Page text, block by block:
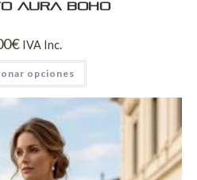
Aura Boho
€ IVA Inc.
opciones